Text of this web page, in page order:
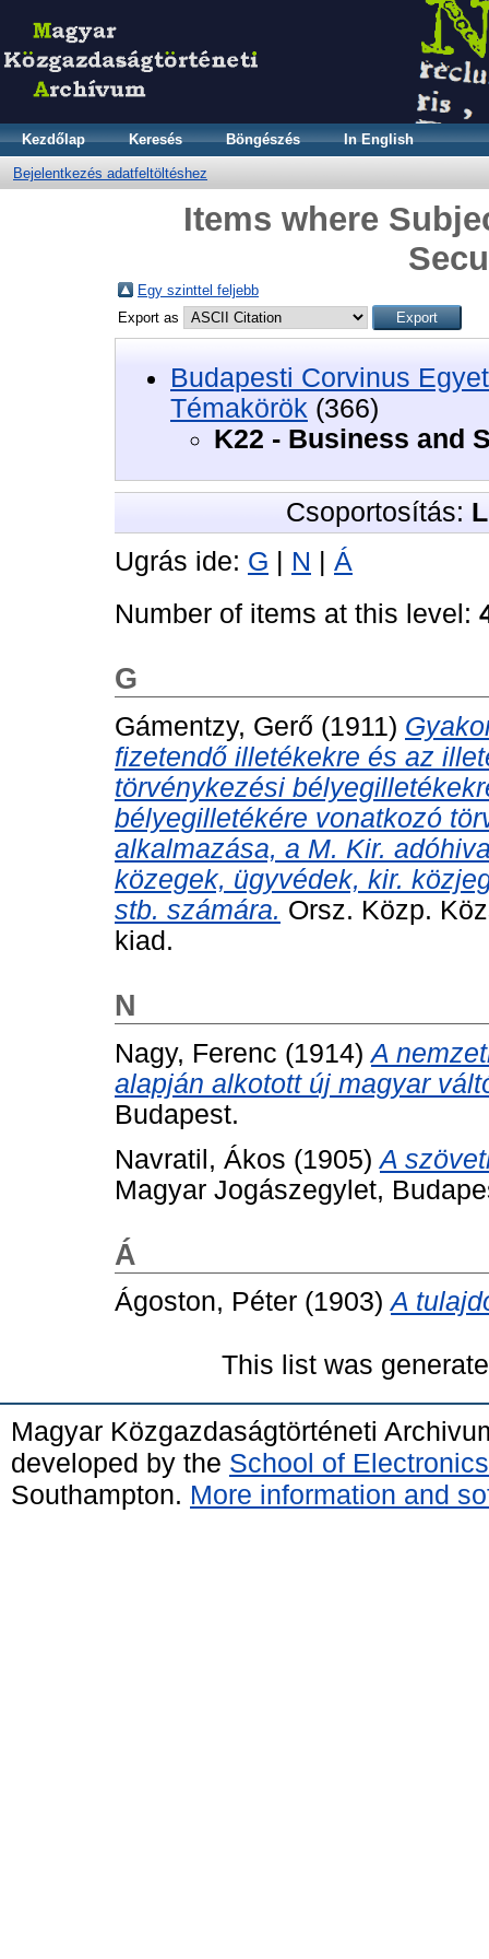
Kezdőlap Keresés Böngészés In English
Bejelentkezés adatfeltöltéshez
Items where
Egy szinttel feljebb
Export as
Budapesti Corvinus
Témakörök (366)
K22 - Business and
Csoportosítás:
Ugrás ide: G N
Á
Number of items at this level:
G
Gámentzy, Gerő (1911)
fizetendő illetékekre és az
törvénykezési
bélyegilletékére vonatkozó
alkalmazása, a M. Kir.
közegek, ügyvédek, kir.
stb. számára. Orsz. Közp.
kiad.
N
Nagy, Ferenc (1914)A
alapján alkotott új magyar
Budapest.
Navratil, Ákos (1905)A
Magyar Jogászegylet,
Á
Ágoston, Péter (1903)A
This list was
Magyar Közgazdaságtörténeti
developed by the School of
Southampton. More information and